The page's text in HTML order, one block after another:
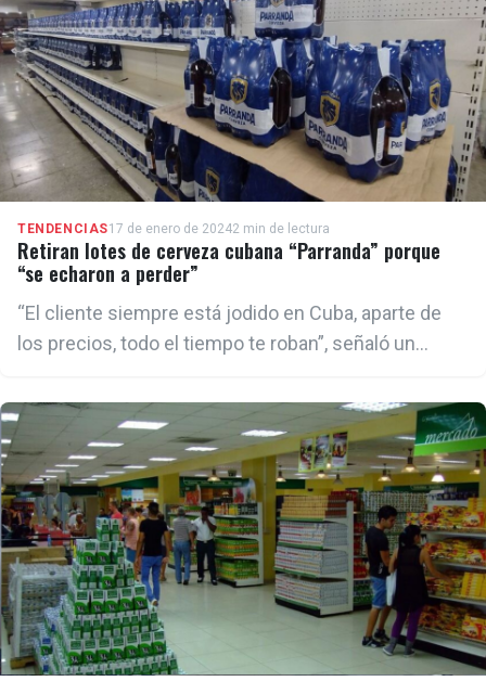
TENDENCIAS17 de enero de 20242 min de lectura
Retiran lotes de cerveza cubana “Parranda” porque
“se echaron a perder”
“El cliente siempre está jodido en Cuba, aparte de
los precios, todo el tiempo te roban”, señaló un